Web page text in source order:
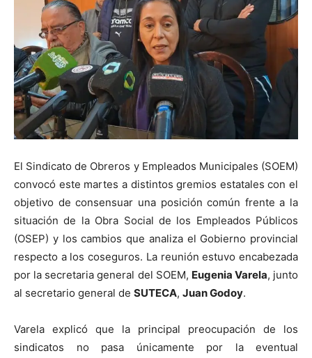
El Sindicato de Obreros y Empleados Municipales (SOEM)
convocó este martes a distintos gremios estatales con el
objetivo de consensuar una posición común frente a la
situación de la Obra Social de los Empleados Públicos
(OSEP) y los cambios que analiza el Gobierno provincial
respecto a los coseguros. La reunión estuvo encabezada
por la secretaria general del SOEM, Eugenia Varela, junto
al secretario general de SUTECA, Juan Godoy.
Varela explicó que la principal preocupación de los
sindicatos no pasa únicamente por la eventual